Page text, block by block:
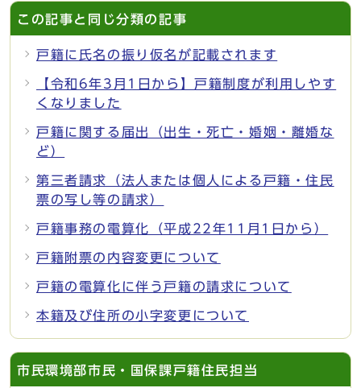
この記事と同じ分類の記事
戸籍に氏名の振り仮名が記載されます
【令和6年3月1日から】戸籍制度が利用しやす
くなりました
戸籍に関する届出（出生・死亡・婚姻・離婚な
ど）
第三者請求（法人または個人による戸籍・住民
票の写し等の請求）
戸籍事務の電算化（平成22年11月1日から）
戸籍附票の内容変更について
戸籍の電算化に伴う戸籍の請求について
本籍及び住所の小字変更について
市民環境部市民・国保課戸籍住民担当